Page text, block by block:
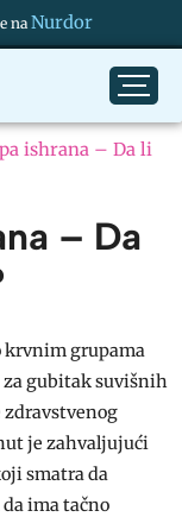
na Nurdor
ishrana – Da li
– Da
krvnim grupama
za gubitak suvišnih
zdravstvenog
je zahvaljujući
smatra da
da ima tačno